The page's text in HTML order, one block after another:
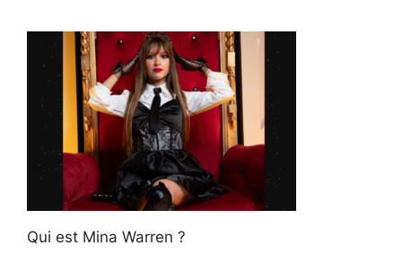
Qui est Mina Warren ?